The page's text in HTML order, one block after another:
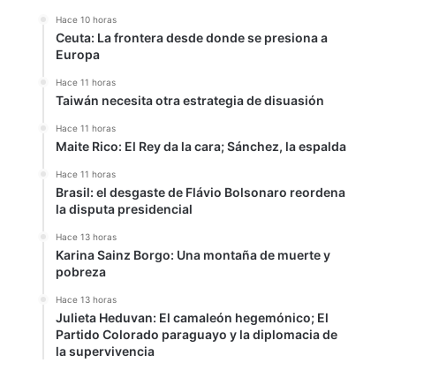
Hace 10 horas
Ceuta: La frontera desde donde se presiona a
Europa
Hace 11 horas
Taiwán necesita otra estrategia de disuasión
Hace 11 horas
Maite Rico: El Rey da la cara; Sánchez, la espalda
Hace 11 horas
Brasil: el desgaste de Flávio Bolsonaro reordena
la disputa presidencial
Hace 13 horas
Karina Sainz Borgo: Una montaña de muerte y
pobreza
Hace 13 horas
Julieta Heduvan: El camaleón hegemónico; El
Partido Colorado paraguayo y la diplomacia de
la supervivencia